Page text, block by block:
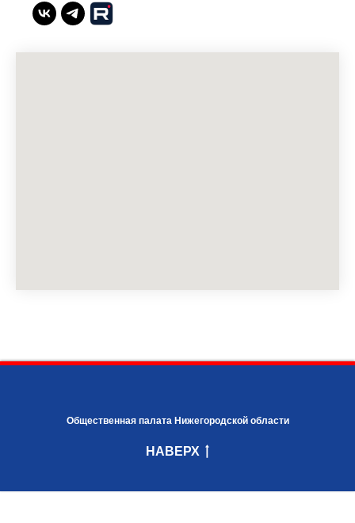
Общественная палата Нижегородской области
НАВЕРХ